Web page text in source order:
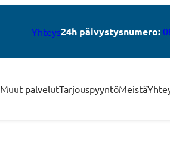
Yhteys24h päivystysnumero:
Muut palvelutTarjouspyyntöMeistä